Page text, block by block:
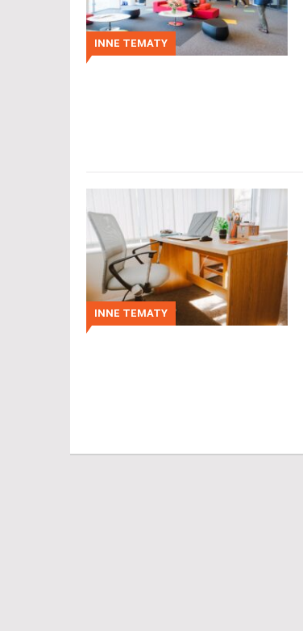
INNE TEMATY
INNE TEMATY